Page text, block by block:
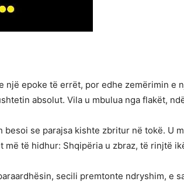
një epoke të errët, por edhe zemërimin e
absolut. Vila u mbulua nga flakët,
se parajsa kishte zbritur në tokë. U
të hidhur: Shqipëria u zbraz, të rinjtë
secili premtonte ndryshim, e